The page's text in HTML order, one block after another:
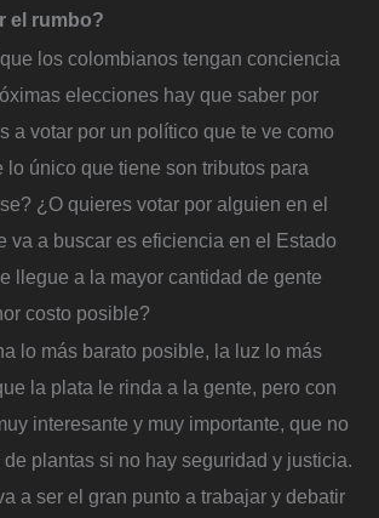
el rumbo?
los colombianos tengan conciencia
elecciones hay que saber por
a votar por un político que te ve como
lo único que tiene son tributos para
¿O quieres votar por alguien en el
va a buscar es eficiencia en el Estado
llegue a la mayor cantidad de gente
costo posible?
lo más barato posible, la luz lo más
la plata le rinda a la gente, pero con
interesante y muy importante, que no
plantas si no hay seguridad y justicia.
a ser el gran punto a trabajar y debatir